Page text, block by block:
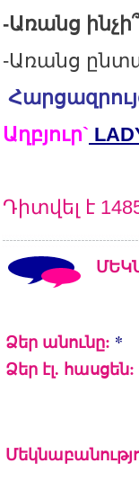
-Առանց ինչի՞
-Առանց
Աղբյուր`
Դիտվել է
Ձեր անունը: *
Ձեր էլ. հասցեն: